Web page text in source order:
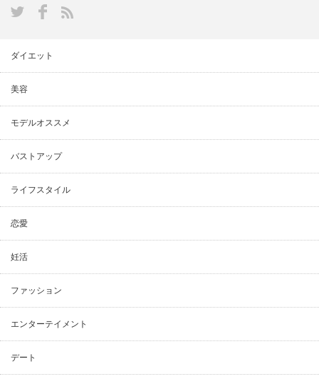
ダイエット
美容
モデルオススメ
バストアップ
ライフスタイル
恋愛
妊活
ファッション
エンターテイメント
デート